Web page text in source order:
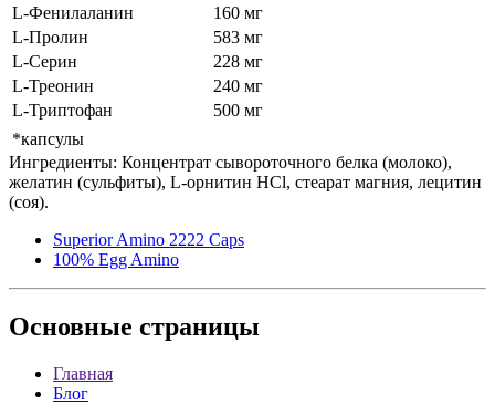
L-Фенилаланин
160 мг
L-Пролин
583 мг
L-Серин
228 мг
L-Треонин
240 мг
L-Триптофан
500 мг
*капсулы
Ингредиенты: Концентрат сывороточного белка (молоко),
желатин (сульфиты), L-орнитин HCl, стеарат магния, лецитин
(соя).
Superior Amino 2222 Caps
100% Egg Amino
Основные страницы
Главная
Блог